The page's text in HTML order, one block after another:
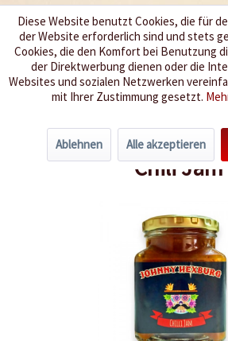
Wir würzen Ihr
Menü
Übersicht Neue Produkte
Chili Jam
Diese Website benutzt Cookies, die für
der Website erforderlich sind und stets
Cookies, die den Komfort bei Benutzung
der Direktwerbung dienen oder die
Websites und sozialen Netzwerken
mit Ihrer Zustimmung gesetzt.
Ablehnen Alle akzeptieren